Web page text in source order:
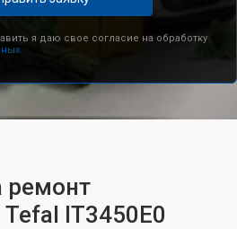
я даю свое согласие на обработку
ремонт
IT3450E0